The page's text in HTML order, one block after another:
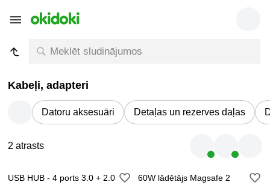
Kabeļi, adapteri
Datoru aksesuāri Detaļas un rezerves daļas
2 atrasts
USB HUB - 4 ports 3.0 + 2.0
60W lādētājs Magsafe 2